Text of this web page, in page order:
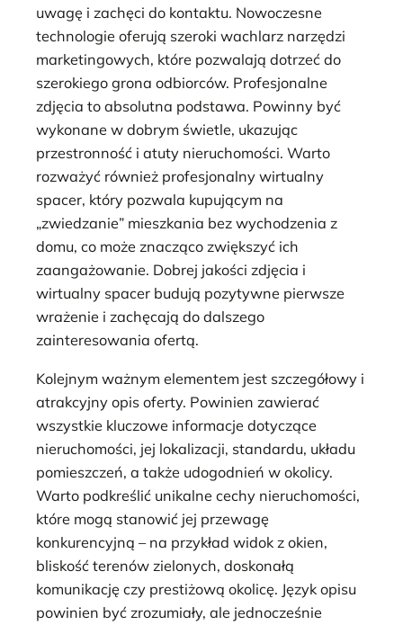
uwagę i zachęci do kontaktu. Nowoczesne
technologie oferują szeroki wachlarz narzędzi
marketingowych, które pozwalają dotrzeć do
szerokiego grona odbiorców. Profesjonalne
zdjęcia to absolutna podstawa. Powinny być
wykonane w dobrym świetle, ukazując
przestronność i atuty nieruchomości. Warto
rozważyć również profesjonalny wirtualny
spacer, który pozwala kupującym na
„zwiedzanie” mieszkania bez wychodzenia z
domu, co może znacząco zwiększyć ich
zaangażowanie. Dobrej jakości zdjęcia i
wirtualny spacer budują pozytywne pierwsze
wrażenie i zachęcają do dalszego
zainteresowania ofertą.
Kolejnym ważnym elementem jest szczegółowy i
atrakcyjny opis oferty. Powinien zawierać
wszystkie kluczowe informacje dotyczące
nieruchomości, jej lokalizacji, standardu, układu
pomieszczeń, a także udogodnień w okolicy.
Warto podkreślić unikalne cechy nieruchomości,
które mogą stanowić jej przewagę
konkurencyjną – na przykład widok z okien,
bliskość terenów zielonych, doskonałą
komunikację czy prestiżową okolicę. Język opisu
powinien być zrozumiały, ale jednocześnie